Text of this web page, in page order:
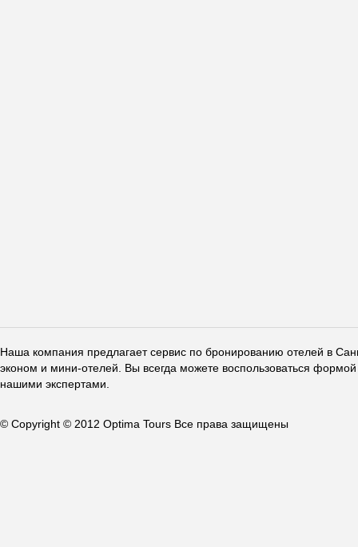
Наша компания предлагает сервис по бронированию отелей в
эконом и мини-отелей. Вы всегда можете воспользоваться
нашими экспертами.
© Copyright © 2012 Optima Tours Все права защищены